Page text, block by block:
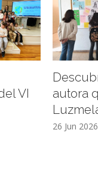
VI
autora
26 Jun 2026